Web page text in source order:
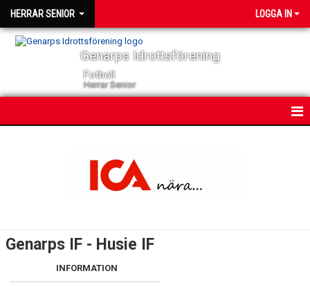
HERRAR SENIOR LOGGA IN
Genarps Idrottsförening
Fotboll
Herrar Senior
Genarps IF - Husie IF
INFORMATION